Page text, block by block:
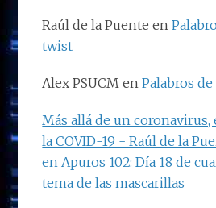
Raúl de la Puente en
twist
Alex PSUCM enPalabros
Más allá de un coronavirus,
la COVID-19 - Raúl de la
en Apuros 102: Día 18 de
tema de las mascarillas